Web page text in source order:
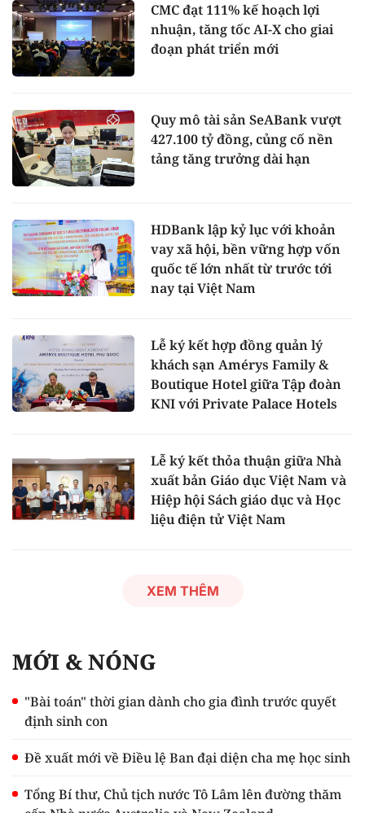
CMC đạt 111% kế hoạch lợi
nhuận, tăng tốc AI-X cho giai
đoạn phát triển mới
Quy mô tài sản SeABank vượt
427.100 tỷ đồng, củng cố nền
tảng tăng trưởng dài hạn
HDBank lập kỷ lục với khoản
vay xã hội, bền vững hợp vốn
quốc tế lớn nhất từ trước tới
nay tại Việt Nam
Lễ ký kết hợp đồng quản lý
khách sạn Amérys Family &
Boutique Hotel giữa Tập đoàn
KNI với Private Palace Hotels
Lễ ký kết thỏa thuận giữa Nhà
xuất bản Giáo dục Việt Nam và
Hiệp hội Sách giáo dục và Học
liệu điện tử Việt Nam
XEM THÊM
MỚI & NÓNG
"Bài toán" thời gian dành cho gia đình trước quyết
định sinh con
Đề xuất mới về Điều lệ Ban đại diện cha mẹ học sinh
Tổng Bí thư, Chủ tịch nước Tô Lâm lên đường thăm